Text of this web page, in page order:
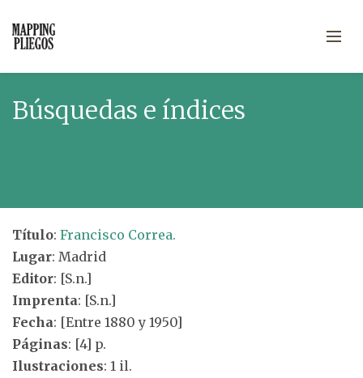
Búsquedas e índices
Título: Francisco Correa.
Lugar: Madrid
Editor: [S.n.]
Imprenta: [S.n.]
Fecha: [Entre 1880 y 1950]
Páginas: [4] p.
Ilustraciones: 1 il.